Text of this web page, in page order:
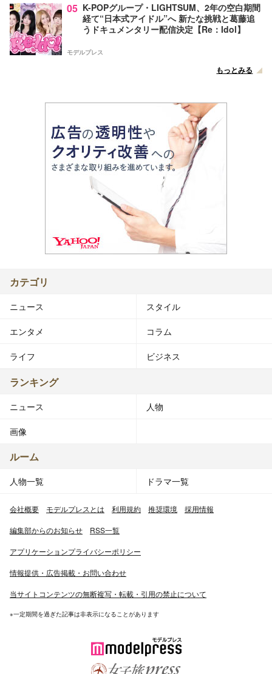
05 K-POPグループ・LIGHTSUM、2年の空白期間
経て“日本式アイドル”へ 新たな挑戦と葛藤追
うドキュメンタリー配信決定【Re：Idol】
モデルプレス
もっとみる
カテゴリ
ニュース スタイル
エンタメ コラム
ライフ ビジネス
ランキング
ニュース 人物
画像
ルーム
人物一覧 ドラマ一覧
会社概要 モデルプレスとは 利用規約 推奨環境 採用情報
編集部からのお知らせ RSS一覧
アプリケーションプライバシーポリシー
情報提供・広告掲載・お問い合わせ
当サイトコンテンツの無断複写・転載・引用の禁止について
※一定期間を過ぎた記事は非表示になることがあります